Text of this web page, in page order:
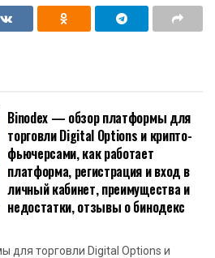
Binodex — обзор платформы для
торговли Digital Options и крипто-
фьючерсами, как работает
платформа, регистрация и вход в
личный кабинет, преимущества и
недостатки, отзывы о бинодекс
для торговли Digital Options и